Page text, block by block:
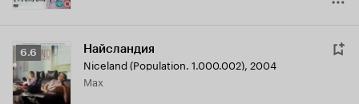
Рейтинг
Кинопоиска
6.6
6.6 Найсландия
Niceland (Population. 1.000.002), 2004
Max